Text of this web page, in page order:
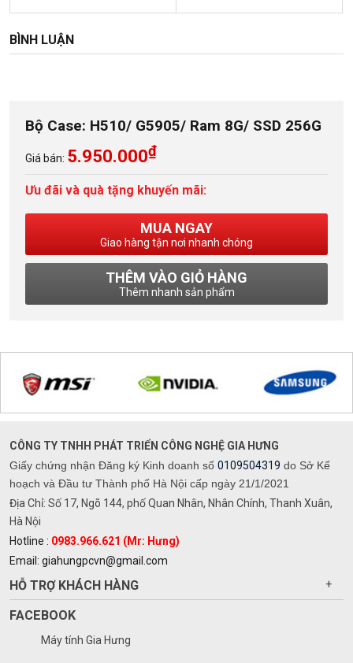
BÌNH LUẬN
Bộ Case: H510/ G5905/ Ram 8G/ SSD 256G
Giá bán: 5.950.000₫
Ưu đãi và quà tặng khuyến mãi:
MUA NGAY
Giao hàng tận nơi nhanh chóng
THÊM VÀO GIỎ HÀNG
Thêm nhanh sản phẩm
CÔNG TY TNHH PHÁT TRIỂN CÔNG NGHỆ GIA HƯNG
Giấy chứng nhận Đăng ký Kinh doanh số 0109504319 do Sở Kế
hoạch và Đầu tư Thành phố Hà Nội cấp ngày 21/1/2021
Địa Chỉ: Số 17, Ngõ 144, phố Quan Nhân, Nhân Chính, Thanh Xuân,
Hà Nội
Hotline : 0983.966.621 (Mr: Hưng)
Email: giahungpcvn@gmail.com
HỖ TRỢ KHÁCH HÀNG +
FACEBOOK
Máy tính Gia Hưng